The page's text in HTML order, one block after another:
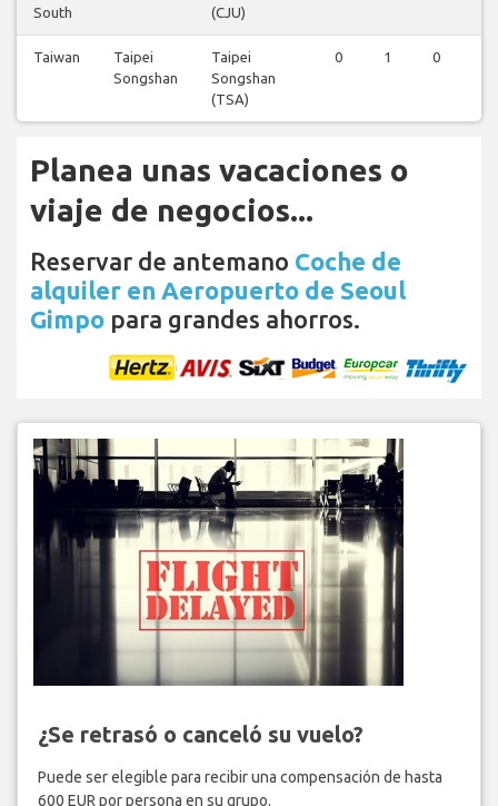
South
(CJU)
Taiwan
Taipei
Songshan
Taipei
Songshan
(TSA)
0 1 0
Planea unas vacaciones o
viaje de negocios...
Reservar de antemano Coche de
alquiler en Aeropuerto de Seoul
Gimpo para grandes ahorros.
¿Se retrasó o canceló su vuelo?
Puede ser elegible para recibir una compensación de hasta
600 EUR por persona en su grupo.